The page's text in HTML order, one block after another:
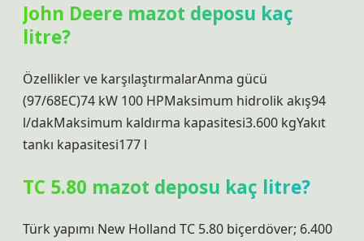
John Deere mazot deposu kaç
litre?
Özellikler ve karşılaştırmalarAnma gücü
(97/68EC)74 kW 100 HPMaksimum hidrolik akış94
l/dakMaksimum kaldırma kapasitesi3.600 kgYakıt
tankı kapasitesi177 l
TC 5.80 mazot deposu kaç litre?
Türk yapımı New Holland TC 5.80 biçerdöver; 6.400